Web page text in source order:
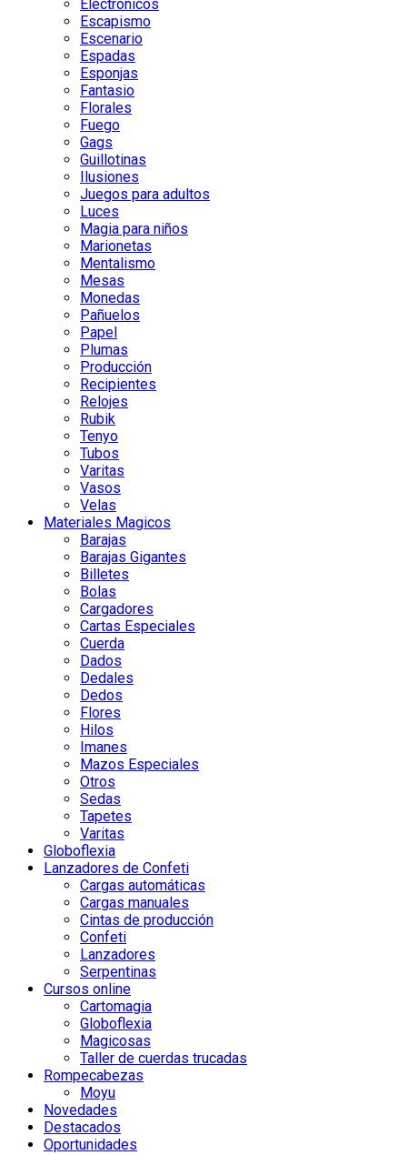
Electrónicos
Escapismo
Escenario
Espadas
Esponjas
Fantasio
Florales
Fuego
Gags
Guillotinas
Ilusiones
Juegos para adultos
Luces
Magia para niños
Marionetas
Mentalismo
Mesas
Monedas
Pañuelos
Papel
Plumas
Producción
Recipientes
Relojes
Rubik
Tenyo
Tubos
Varitas
Vasos
Velas
Materiales Magicos
Barajas
Barajas Gigantes
Billetes
Bolas
Cargadores
Cartas Especiales
Cuerda
Dados
Dedales
Dedos
Flores
Hilos
Imanes
Mazos Especiales
Otros
Sedas
Tapetes
Varitas
Globoflexia
Lanzadores de Confeti
Cargas automáticas
Cargas manuales
Cintas de producción
Confeti
Lanzadores
Serpentinas
Cursos online
Cartomagia
Globoflexia
Magicosas
Taller de cuerdas trucadas
Rompecabezas
Moyu
Novedades
Destacados
Oportunidades